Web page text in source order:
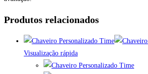
Produtos relacionados
Visualização rápida